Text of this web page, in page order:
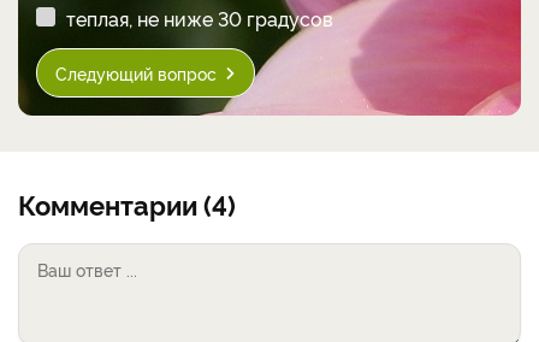
теплая, не ниже 30 градусов
Следующий вопрос
Комментарии (4)